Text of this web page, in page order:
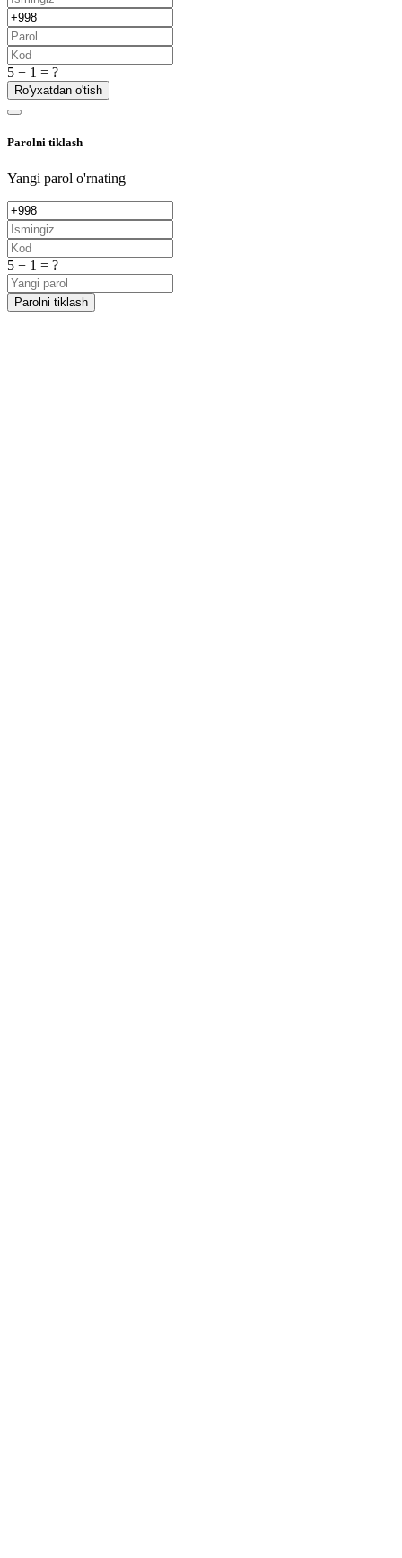
5 + 1 = ?
Ro'yxatdan o'tish
Parolni tiklash
Yangi parol o'rnating
5 + 1 = ?
Parolni tiklash